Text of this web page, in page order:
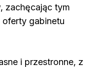
zachęcając tym
gabinetu
i przestronne, z